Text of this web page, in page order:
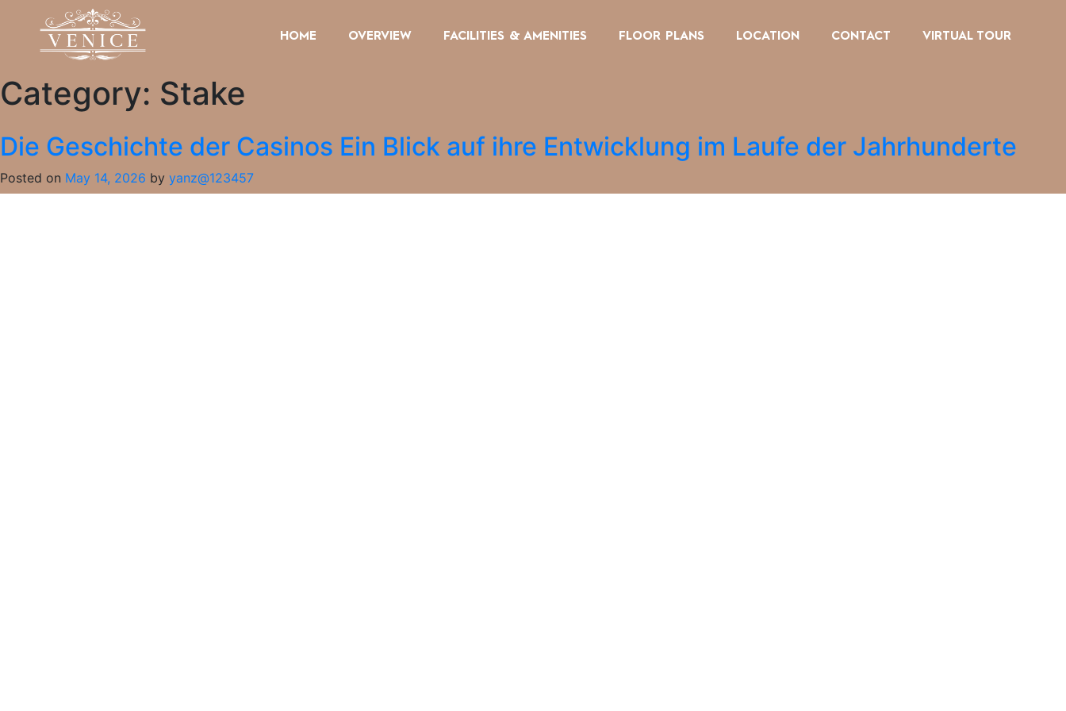
HOME OVERVIEW FACILITIES & AMENITIES FLOOR PLANS LOCATION CONTACT VIRTUAL TOUR
Category: Stake
Die Geschichte der Casinos Ein Blick auf ihre Entwicklung im Laufe der Jahrhunderte
Posted on May 14, 2026 by yanz@123457